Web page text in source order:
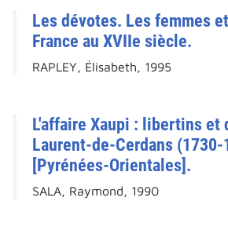
Les dévotes. Les femmes
France au XVIIe siècle.
RAPLEY, Élisabeth, 1995
L'affaire Xaupi : libertins et
Laurent-de-Cerdans (1730-
[Pyrénées-Orientales].
SALA, Raymond, 1990